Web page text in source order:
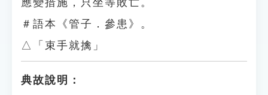
應變措施，只坐等敗亡。
＃語本《管子．參患》。
△「束手就擒」
典故說明：